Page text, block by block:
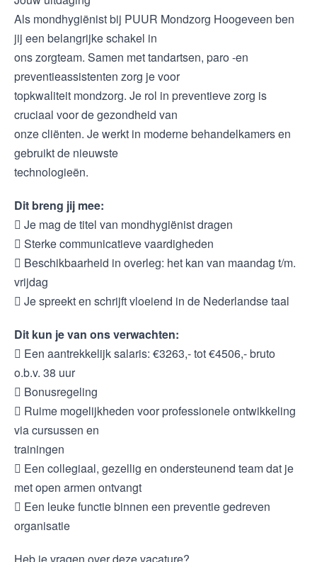
Als mondhygiënist bij PUUR Mondzorg Hoogeveen ben
jij een belangrijke schakel in
ons zorgteam. Samen met tandartsen, paro -en
preventieassistenten zorg je voor
topkwaliteit mondzorg. Je rol in preventieve zorg is
cruciaal voor de gezondheid van
onze cliënten. Je werkt in moderne behandelkamers en
gebruikt de nieuwste
technologieën.
Dit breng jij mee:
 Je mag de titel van mondhygiënist dragen
 Sterke communicatieve vaardigheden
 Beschikbaarheid in overleg: het kan van maandag t/m.
vrijdag
 Je spreekt en schrijft vloeiend in de Nederlandse taal
Dit kun je van ons verwachten:
 Een aantrekkelijk salaris: €3263,- tot €4506,- bruto
o.b.v. 38 uur
 Bonusregeling
 Ruime mogelijkheden voor professionele ontwikkeling
via cursussen en
trainingen
 Een collegiaal, gezellig en ondersteunend team dat je
met open armen ontvangt
 Een leuke functie binnen een preventie gedreven
organisatie
Heb je vragen over deze vacature?